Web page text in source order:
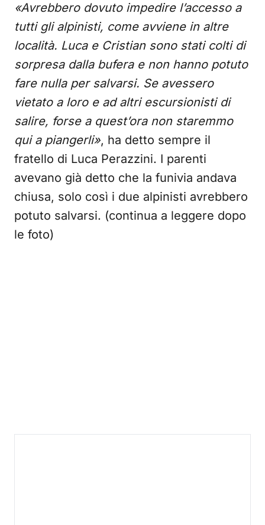
«Avrebbero dovuto impedire l’accesso a
tutti gli alpinisti, come avviene in altre
località. Luca e Cristian sono stati colti di
sorpresa dalla bufera e non hanno potuto
fare nulla per salvarsi. Se avessero
vietato a loro e ad altri escursionisti di
salire, forse a quest’ora non staremmo
qui a piangerli», ha detto sempre il
fratello di Luca Perazzini. I parenti
avevano già detto che la funivia andava
chiusa, solo così i due alpinisti avrebbero
potuto salvarsi. (continua a leggere dopo
le foto)